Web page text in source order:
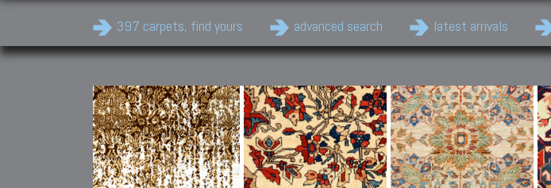
397 carpets, find yours advanced search latest arrivals
Modern Carpets
Contemporary modern
carpets.
Design carpets:
Jan Kath, Rug Star, Chuck
Palù. Tibet, Bhadohi, Nepal,
Samsung
Persian Carpets
Antique Persian carpets,
Old Persian carpets,
New Persian carpets,
Modern Persian carpets